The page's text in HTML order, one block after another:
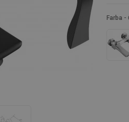
Farba -